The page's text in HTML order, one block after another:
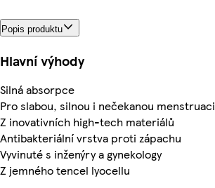
Popis produktu
Hlavní výhody
Silná absorpce
Pro slabou, silnou i nečekanou menstruaci
Z inovativních high-tech materiálů
Antibakteriální vrstva proti zápachu
Vyvinuté s inženýry a gynekology
Z jemného tencel lyocellu